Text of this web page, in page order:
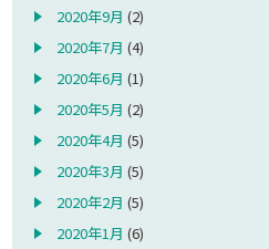
2020年9月 (2)
2020年7月 (4)
2020年6月 (1)
2020年5月 (2)
2020年4月 (5)
2020年3月 (5)
2020年2月 (5)
2020年1月 (6)